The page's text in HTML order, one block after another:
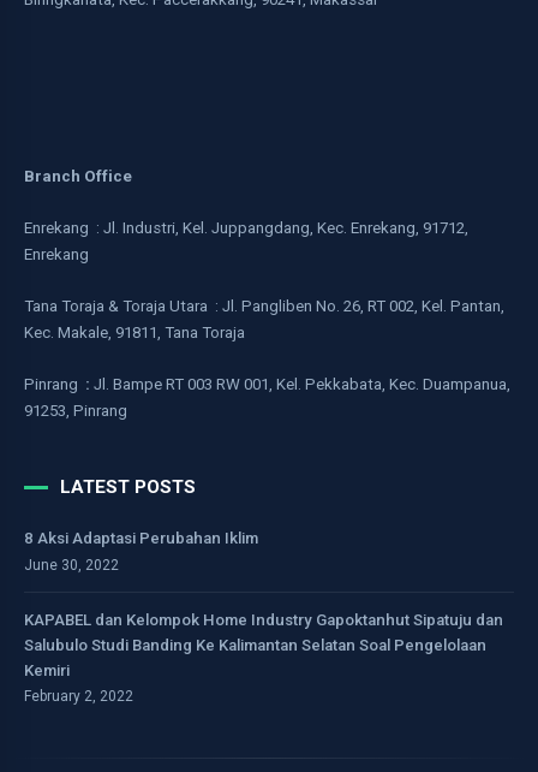
Branch Office
Enrekang : Jl. Industri, Kel. Juppangdang, Kec. Enrekang, 91712,
Enrekang
Tana Toraja & Toraja Utara : Jl. Pangliben No. 26, RT 002, Kel. Pantan,
Kec. Makale, 91811, Tana Toraja
Pinrang : Jl. Bampe RT 003 RW 001, Kel. Pekkabata, Kec. Duampanua,
91253, Pinrang
LATEST POSTS
8 Aksi Adaptasi Perubahan Iklim
June 30, 2022
KAPABEL dan Kelompok Home Industry Gapoktanhut Sipatuju dan
Salubulo Studi Banding Ke Kalimantan Selatan Soal Pengelolaan
Kemiri
February 2, 2022